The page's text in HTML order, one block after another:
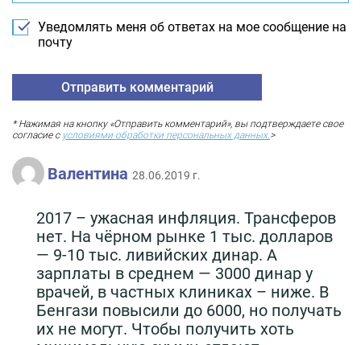
Уведомлять меня об ответах на мое сообщение на
почту
* Нажимая на кнопку «Отправить комментарий», вы подтверждаете свое
согласие с условиями обработки персональных данных.>
Валентина 28.06.2019 г.
2017 – ужасная инфляция. Трансферов
нет. На чёрном рынке 1 тыс. долларов
— 9-10 тыс. ливийских динар. А
зарплаты в среднем — 3000 динар у
врачей, в частных клиниках – ниже. В
Бенгази повысили до 6000, но получать
их не могут. Чтобы получить хоть